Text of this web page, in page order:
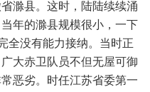
滁县。这时，陆陆续续涌
年的滁县规模很小，一下
全没有能力接纳。当时正
大赤卫队员不但无屋可御
恶劣。时任江苏省委第一